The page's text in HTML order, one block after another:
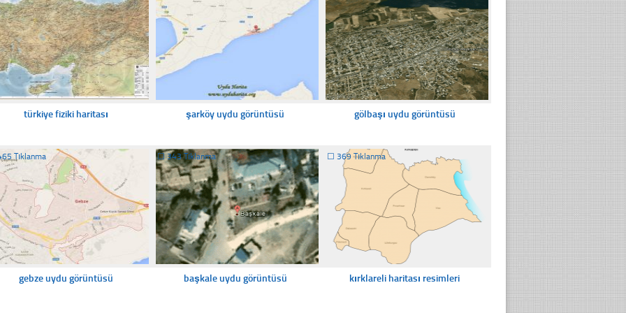
türkiye fiziki haritası şarköy uydu görüntüsü gölbaşı uydu görüntüsü
Tıklanma
gebze uydu görüntüsü
☐343 Tıklanma
başkale uydu görüntüsü
☐ 369 Tıklanma
kırklareli haritası resimleri